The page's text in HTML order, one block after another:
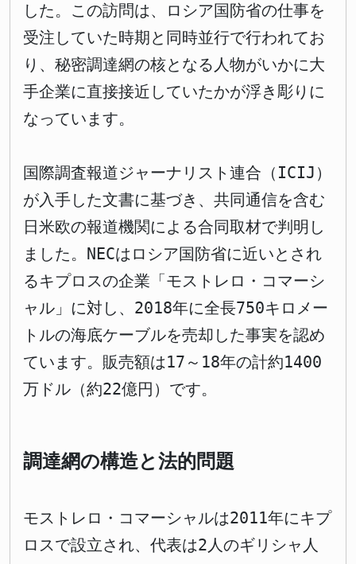
した。この訪問は、ロシア国防省の仕事を
受注していた時期と同時並行で行われてお
り、秘密調達網の核となる人物がいかに大
手企業に直接接近していたかが浮き彫りに
なっています。
国際調査報道ジャーナリスト連合（ICIJ）
が入手した文書に基づき、共同通信を含む
日米欧の報道機関による合同取材で判明し
ました。NECはロシア国防省に近いとされ
るキプロスの企業「モストレロ・コマーシ
ャル」に対し、2018年に全長750キロメー
トルの海底ケーブルを売却した事実を認め
ています。販売額は17～18年の計約1400
万ドル（約22億円）です。
調達網の構造と法的問題
モストレロ・コマーシャルは2011年にキプ
ロスで設立され、代表は2人のギリシャ人